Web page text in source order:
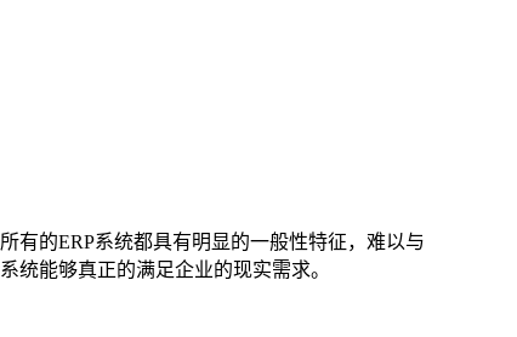
有的ERP系统都具有明显的一般性特征，难以与
统能够真正的满足企业的现实需求。